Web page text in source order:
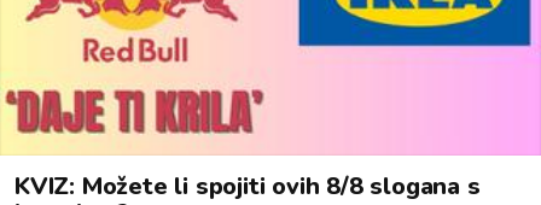
KVIZ: Možete li spojiti ovih 8/8 slogana s